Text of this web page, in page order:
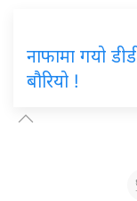
नाफामा गयो
बौरियो !